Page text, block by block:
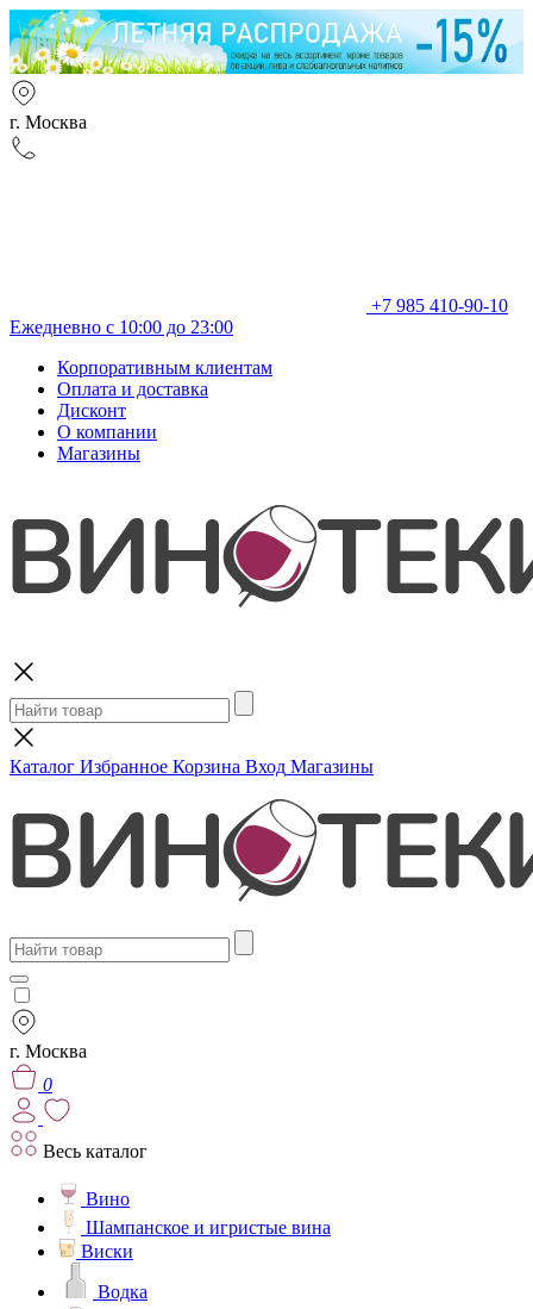
г. Москва
+7 985 410-90-10
Ежедневно с 10:00 до 23:00
Корпоративным клиентам
Оплата и доставка
Дисконт
О компании
Магазины
Каталог Избранное Корзина Вход Магазины
г. Москва
0
Весь каталог
Вино
Шампанское и игристые вина
Виски
Водка